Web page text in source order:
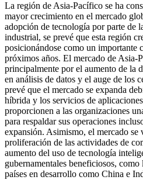
La región de Asia-Pacífico se ha
mayor crecimiento en el mercado
adopción de tecnología por parte de
industrial, se prevé que esta región
posicionándose como un importante
próximos años. El mercado de Asia-
principalmente por el aumento de la
en análisis de datos y el auge de los
prevé que el mercado se expanda
híbrida y los servicios de
proporcionen a las organizaciones
para respaldar sus operaciones
expansión. Asimismo, el mercado se
proliferación de las actividades de
aumento del uso de tecnología
gubernamentales beneficiosos, como
países en desarrollo como China e